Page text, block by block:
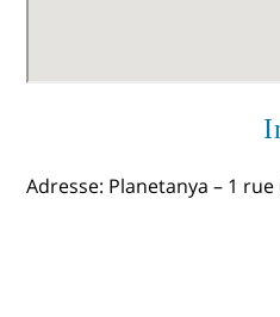
Adresse: Planetanya – 1